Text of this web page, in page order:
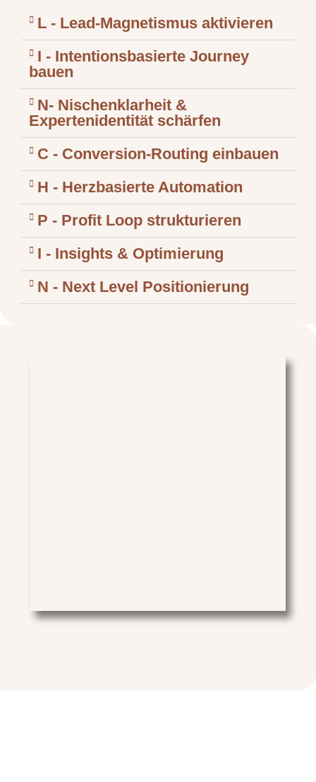
L - Lead-Magnetismus aktivieren
I - Intentionsbasierte Journey
bauen
N- Nischenklarheit &
Expertenidentität schärfen
C - Conversion-Routing einbauen
H - Herzbasierte Automation
P - Profit Loop strukturieren
I - Insights & Optimierung
N - Next Level Positionierung